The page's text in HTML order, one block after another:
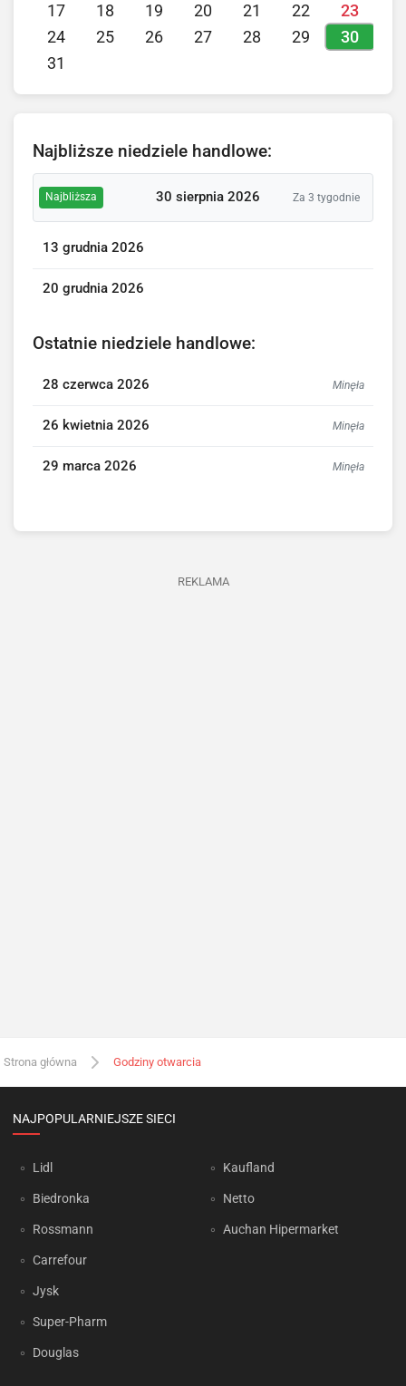
17
18 19 20 21 22
23
24
25 26 27 28 29 30
31
Najbliższe niedziele handlowe:
Najbliższa 30 sierpnia 2026 Za 3 tygodnie
13 grudnia 2026
20 grudnia 2026
Ostatnie niedziele handlowe:
28 czerwca 2026 Minęła
26 kwietnia 2026 Minęła
29 marca 2026 Minęła
REKLAMA
Strona główna Godziny otwarcia
NAJPOPULARNIEJSZE SIECI
Lidl
Biedronka
Rossmann
Carrefour
Jysk
Super-Pharm
Douglas
Kaufland
Netto
Auchan Hipermarket